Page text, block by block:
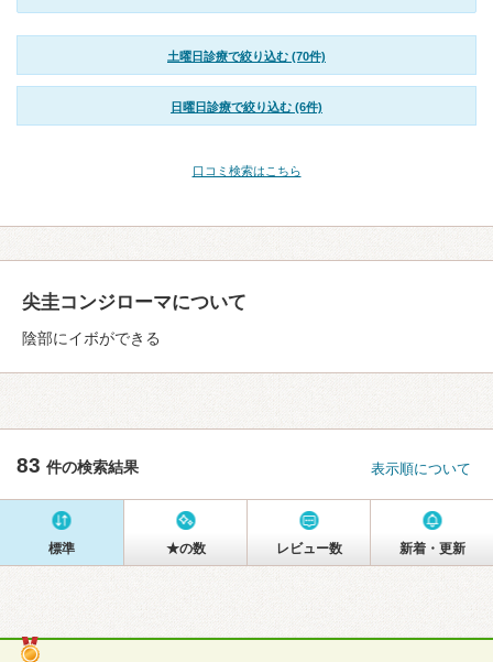
土曜日診療で絞り込む (70件)
日曜日診療で絞り込む (6件)
口コミ検索はこちら
尖圭コンジローマについて
陰部にイボができる
83 件の検索結果 表示順について
標準 ★の数 レビュー数 新着・更新